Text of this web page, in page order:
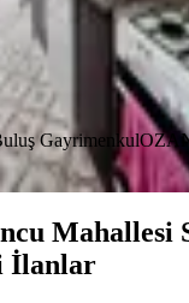
Gayrimenkul
Mahallesi
İlanlar